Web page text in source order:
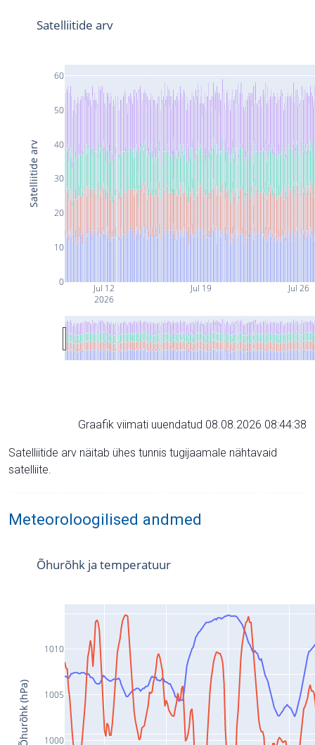
Jul 12
2026
Jul 19 Jul 26
0
10
20
30
40
50
60
Satelliitide arv
Satelliitide arv
Graafik viimati uuendatud 08.08.2026 08:44:38
Satelliitide arv näitab ühes tunnis tugijaamale nähtavaid
satelliite.
Meteoroloogilised andmed
1000
1005
1010
Õhurõhk ja temperatuur
Õhurõhk (hPa)